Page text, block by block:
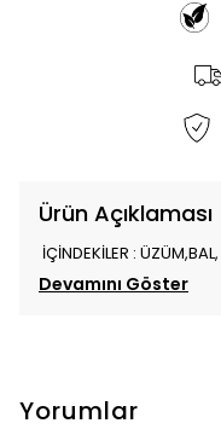
Ürün Açıklaması
İÇİNDEKİLER :
Devamını Göster
Yorumlar